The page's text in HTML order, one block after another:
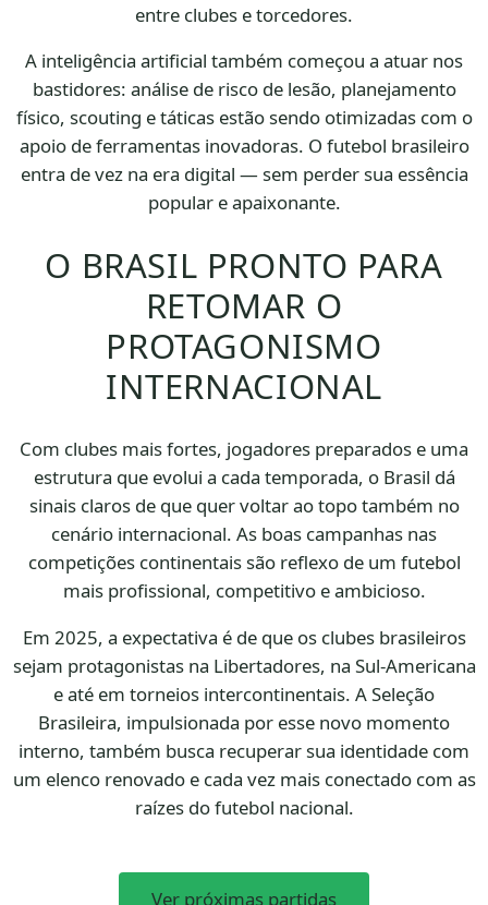
entre clubes e torcedores.
A inteligência artificial também começou a atuar nos
bastidores: análise de risco de lesão, planejamento
físico, scouting e táticas estão sendo otimizadas com o
apoio de ferramentas inovadoras. O futebol brasileiro
entra de vez na era digital — sem perder sua essência
popular e apaixonante.
O BRASIL PRONTO PARA
RETOMAR O
PROTAGONISMO
INTERNACIONAL
Com clubes mais fortes, jogadores preparados e uma
estrutura que evolui a cada temporada, o Brasil dá
sinais claros de que quer voltar ao topo também no
cenário internacional. As boas campanhas nas
competições continentais são reflexo de um futebol
mais profissional, competitivo e ambicioso.
Em 2025, a expectativa é de que os clubes brasileiros
sejam protagonistas na Libertadores, na Sul-Americana
e até em torneios intercontinentais. A Seleção
Brasileira, impulsionada por esse novo momento
interno, também busca recuperar sua identidade com
um elenco renovado e cada vez mais conectado com as
raízes do futebol nacional.
Ver próximas partidas